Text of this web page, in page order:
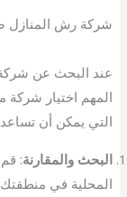
شركة رش المنازل
عند البحث عن
المهم اختيار
التي يمكن أن
البحث والمقارنة:
المحلية في منطقتك